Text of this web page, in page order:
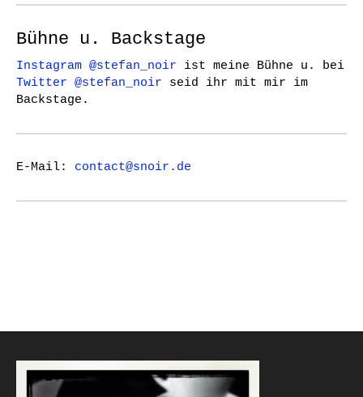
Bühne u. Backstage
Instagram @stefan_noir ist meine Bühne u. bei
Twitter @stefan_noir seid ihr mit mir im
Backstage.
E-Mail: contact@snoir.de